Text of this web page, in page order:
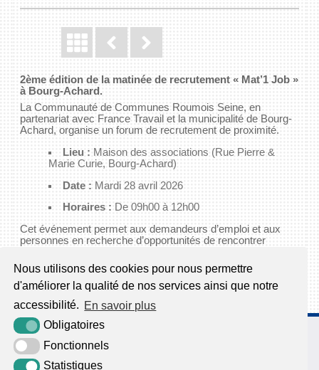
Nous utilisons des cookies pour nous permettre
d'améliorer la qualité de nos services ainsi que notre
accessibilité. En savoir plus
Obligatoires
Fonctionnels
Statistiques
2ème édition de la matinée de recrutement « Mat’1 Job »
à Bourg-Achard.
La Communauté de Communes Roumois Seine, en
partenariat avec France Travail et la municipalité de Bourg-
Achard, organise un forum de recrutement de proximité.
Lieu : Maison des associations (Rue Pierre &
Marie Curie, Bourg-Achard)
Date : Mardi 28 avril 2026
Horaires : De 09h00 à 12h00
Cet événement permet aux demandeurs d’emploi et aux
personnes en recherche d’opportunités de rencontrer
actuellement sur le territoire.
ARTICLE PUBLIÉ LE LUNDI 20 AVRIL 2026